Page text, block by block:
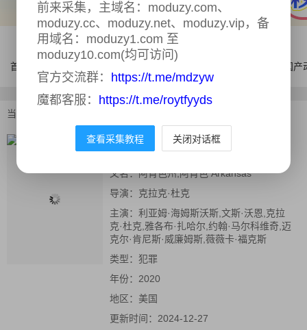
首页 国
当前位置：
阿肯色
正片
又名：阿肯色州,阿肯色 Arkansas
导演： 克拉克·杜克
主演： 利亚姆·海姆斯沃斯,文斯·沃恩,克拉
克·杜克,雅各布·扎哈尔,约翰·马尔科维奇,迈
克尔·肯尼斯·威廉姆斯,薇薇卡·福克斯
类型： 犯罪
年份： 2020
地区： 美国
更新时间： 2024-12-27
前来采集，主域名：moduzy.com、
moduzy.cc、moduzy.net、moduzy.vip，备
用域名：moduzy1.com 至
moduzy10.com(均可访问)
官方交流群： https://t.me/mdzyw
魔都客服： https://t.me/roytfyyds
查看采集教程 关闭对话框